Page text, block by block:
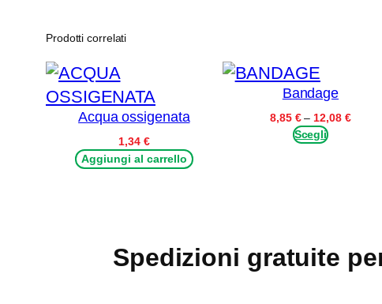
Prodotti correlati
Acqua ossigenata
1,34 €
Aggiungi al carrello
Bandage
8,85 € – 12,08 €Fascia
Scegli
Spedizioni gratuite